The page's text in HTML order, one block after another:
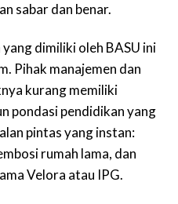
sabar dan benar.
dimiliki oleh BASU ini
Pihak manajemen dan
kurang memiliki
pondasi pendidikan yang
pintas yang instan:
rumah lama, dan
Velora atau IPG.